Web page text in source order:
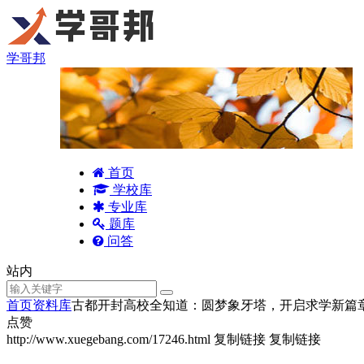
学哥邦
首页
学校库
专业库
题库
问答
站内
首页资料库古都开封高校全知道：圆梦象牙塔，开启求学新篇
点赞
http://www.xuegebang.com/17246.html 复制链接 复制链接